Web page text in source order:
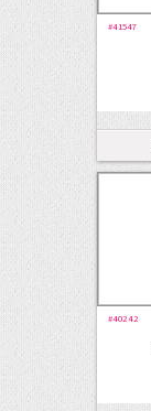
#41547
#40242